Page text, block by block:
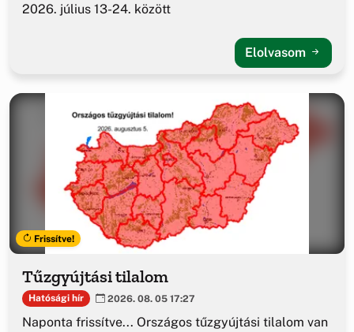
2026. július 13-24. között
Elolvasom
Frissítve!
Tűzgyújtási tilalom
Hatósági hír 2026. 08. 05 17:27
Naponta frissítve... Országos tűzgyújtási tilalom van